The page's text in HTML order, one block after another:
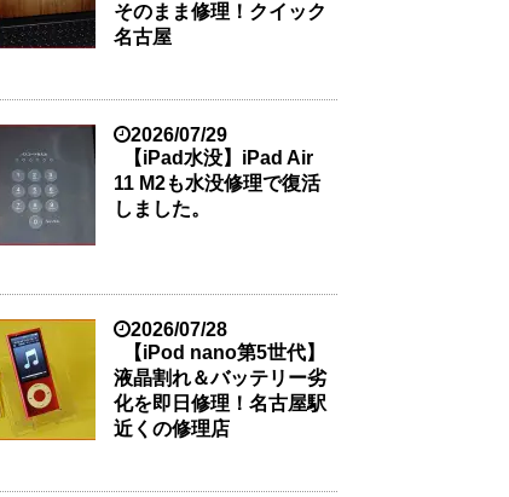
そのまま修理！クイック
名古屋
2026/07/29
【iPad水没】iPad Air
11 M2も水没修理で復活
しました。
2026/07/28
【iPod nano第5世代】
液晶割れ＆バッテリー劣
化を即日修理！名古屋駅
近くの修理店